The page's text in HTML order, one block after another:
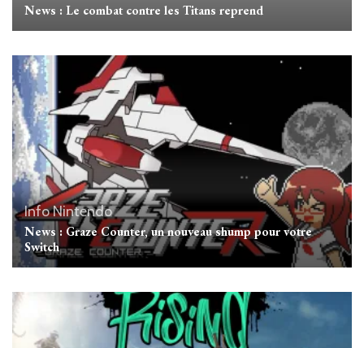
News : Le combat contre les Titans reprend
Info Nintendo
News : Graze Counter, un nouveau shump pour votre
Switch